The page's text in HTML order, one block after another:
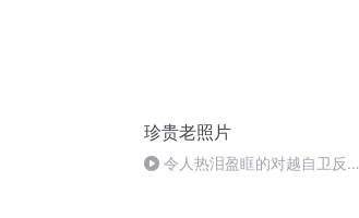
珍贵老照片
令人热泪盈眶的对越自卫反击